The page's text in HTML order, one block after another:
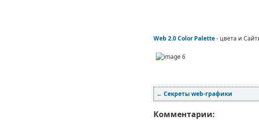
Web 2.0 Color Palette- цвета и
← Секреты web-графики
Комментарии: